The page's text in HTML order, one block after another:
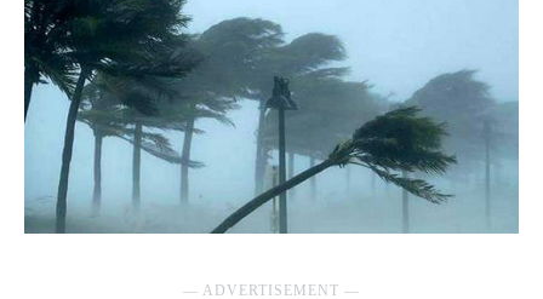
― ADVERTISEMENT ―